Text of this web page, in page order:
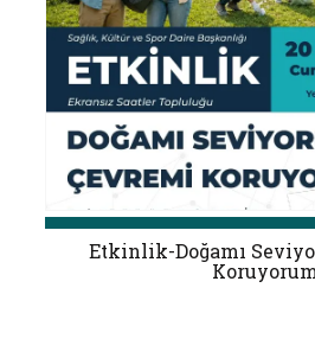
Etkinlik-Doğamı